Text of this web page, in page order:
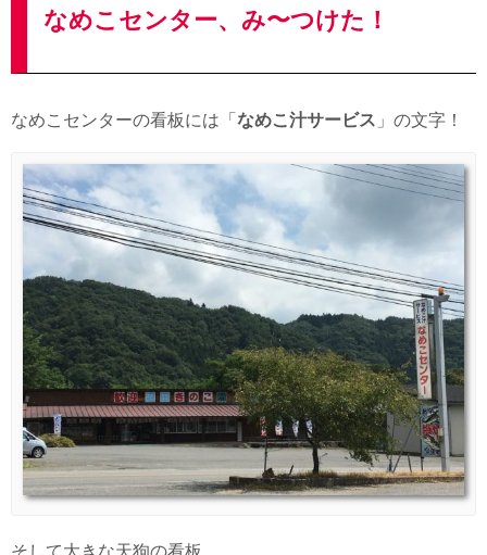
なめこセンター、み〜つけた！
なめこセンターの看板には「 なめこ汁サービス 」の文字！
そして大きな天狗の看板。